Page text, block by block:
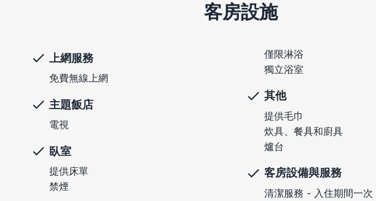
客房設施
上網服務
免費無線上網
主題飯店
電視
臥室
提供床單
禁煙
僅限淋浴
獨立浴室
其他
提供毛巾
炊具、餐具和廚具
爐台
客房設備與服務
清潔服務 - 入住期間一次